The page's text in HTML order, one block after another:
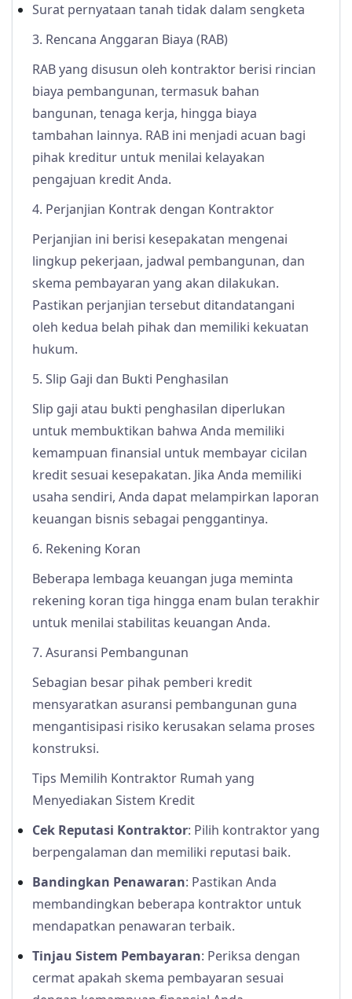
Surat pernyataan tanah tidak dalam sengketa
3. Rencana Anggaran Biaya (RAB)
RAB yang disusun oleh kontraktor berisi rincian
biaya pembangunan, termasuk bahan
bangunan, tenaga kerja, hingga biaya
tambahan lainnya. RAB ini menjadi acuan bagi
pihak kreditur untuk menilai kelayakan
pengajuan kredit Anda.
4. Perjanjian Kontrak dengan Kontraktor
Perjanjian ini berisi kesepakatan mengenai
lingkup pekerjaan, jadwal pembangunan, dan
skema pembayaran yang akan dilakukan.
Pastikan perjanjian tersebut ditandatangani
oleh kedua belah pihak dan memiliki kekuatan
hukum.
5. Slip Gaji dan Bukti Penghasilan
Slip gaji atau bukti penghasilan diperlukan
untuk membuktikan bahwa Anda memiliki
kemampuan finansial untuk membayar cicilan
kredit sesuai kesepakatan. Jika Anda memiliki
usaha sendiri, Anda dapat melampirkan laporan
keuangan bisnis sebagai penggantinya.
6. Rekening Koran
Beberapa lembaga keuangan juga meminta
rekening koran tiga hingga enam bulan terakhir
untuk menilai stabilitas keuangan Anda.
7. Asuransi Pembangunan
Sebagian besar pihak pemberi kredit
mensyaratkan asuransi pembangunan guna
mengantisipasi risiko kerusakan selama proses
konstruksi.
Tips Memilih Kontraktor Rumah yang
Menyediakan Sistem Kredit
Cek Reputasi Kontraktor: Pilih kontraktor yang
berpengalaman dan memiliki reputasi baik.
Bandingkan Penawaran: Pastikan Anda
membandingkan beberapa kontraktor untuk
mendapatkan penawaran terbaik.
Tinjau Sistem Pembayaran: Periksa dengan
cermat apakah skema pembayaran sesuai